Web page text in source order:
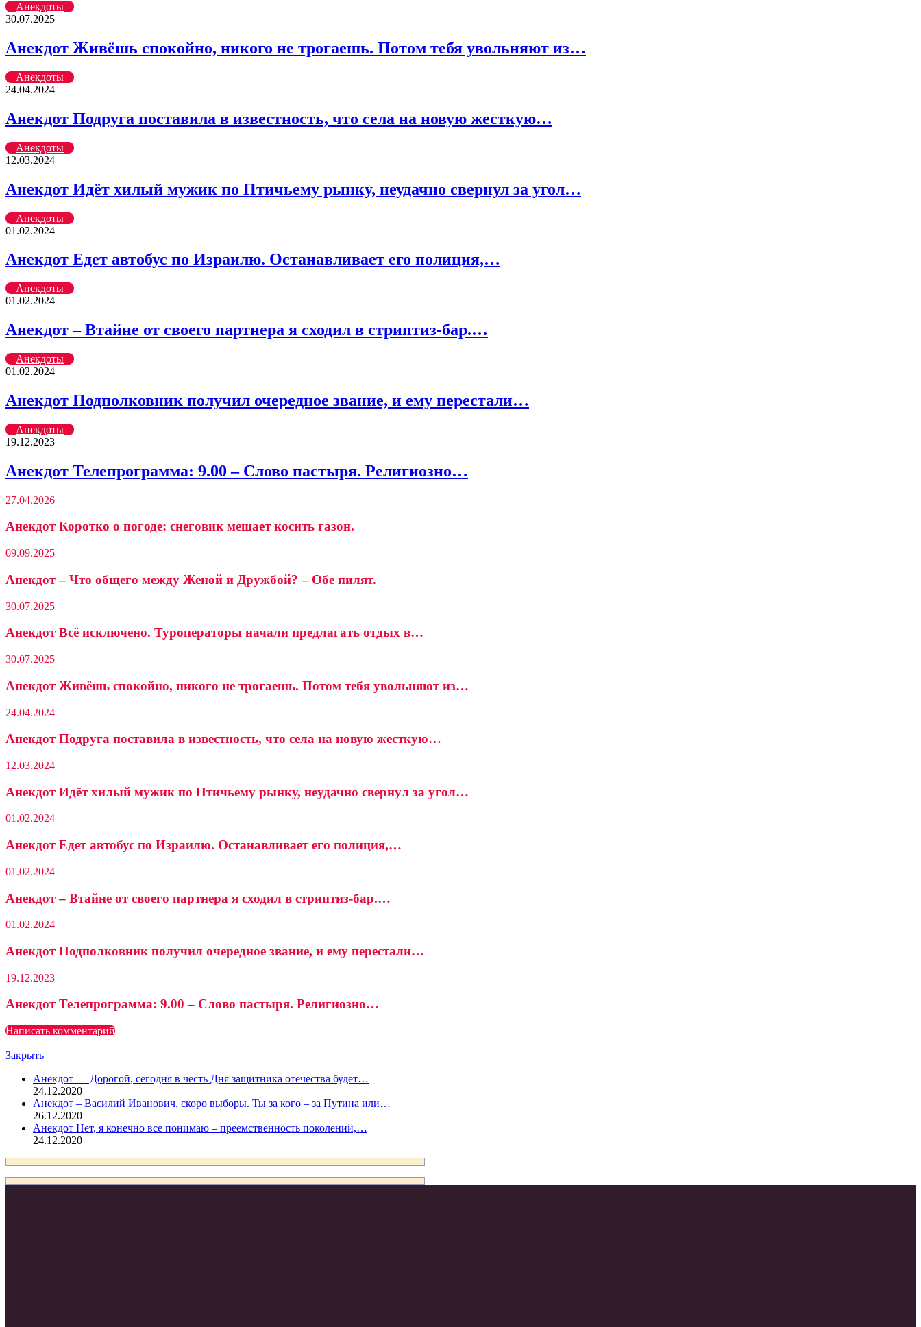
Анекдоты
30.07.2025
Анекдот Живёшь спокойно, никого не трогаешь. Потом тебя увольняют из…
Анекдоты
24.04.2024
Анекдот Подруга поставила в известность, что села на новую жесткую…
Анекдоты
12.03.2024
Анекдот Идёт хилый мужик по Птичьему рынку, неудачно свернул за угол…
Анекдоты
01.02.2024
Анекдот Едет автобус по Израилю. Останавливает его полиция,…
Анекдоты
01.02.2024
Анекдот – Втайне от своего партнера я сходил в стриптиз-бар.…
Анекдоты
01.02.2024
Анекдот Подполковник получил очередное звание, и ему перестали…
Анекдоты
19.12.2023
Анекдот Телепрограмма: 9.00 – Слово пастыря. Религиозно…
27.04.2026
Анекдот Коротко о погоде: снеговик мешает косить газон.
09.09.2025
Анекдот – Что общего между Женой и Дружбой? – Обе пилят.
30.07.2025
Анекдот Всё исключено. Туроператоры начали предлагать отдых в…
30.07.2025
Анекдот Живёшь спокойно, никого не трогаешь. Потом тебя увольняют из…
24.04.2024
Анекдот Подруга поставила в известность, что села на новую жесткую…
12.03.2024
Анекдот Идёт хилый мужик по Птичьему рынку, неудачно свернул за угол…
01.02.2024
Анекдот Едет автобус по Израилю. Останавливает его полиция,…
01.02.2024
Анекдот – Втайне от своего партнера я сходил в стриптиз-бар.…
01.02.2024
Анекдот Подполковник получил очередное звание, и ему перестали…
19.12.2023
Анекдот Телепрограмма: 9.00 – Слово пастыря. Религиозно…
Написать комментарий
Закрыть
Анекдот — Дорогой, сегодня в честь Дня защитника отечества будет…
24.12.2020
Анекдот – Василий Иванович, скоро выборы. Ты за кого – за Путина или…
26.12.2020
Анекдот Нет, я конечно все понимаю – преемственность поколений,…
24.12.2020